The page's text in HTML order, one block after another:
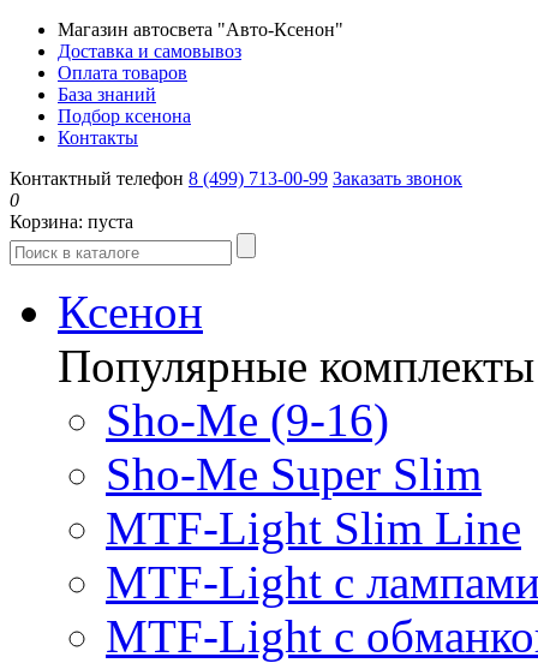
Магазин автосвета "Авто-Ксенон"
Доставка и самовывоз
Оплата товаров
База знаний
Подбор ксенона
Контакты
Контактный телефон 8 (499) 713-00-99 Заказать звонок
0
Корзина: пуста
Ксенон
Популярные комплекты
Sho-Me (9-16)
Sho-Me Super Slim
MTF-Light Slim Line
MTF-Light с
MTF-Light с